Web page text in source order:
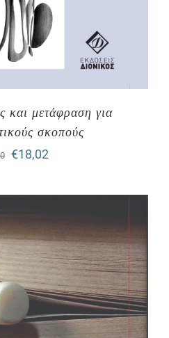
και μετάφραση για
σκοπούς
Original
€26,50.
€18,02Η
είναι:
€18,02.